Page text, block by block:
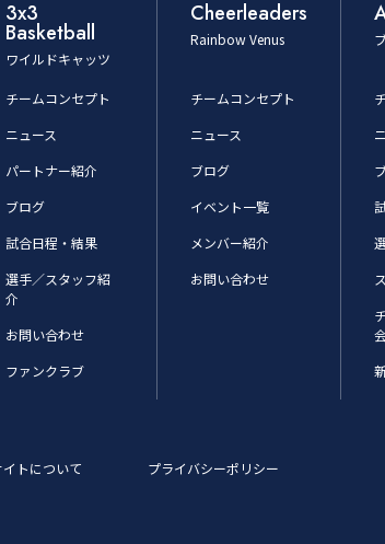
3x3
Basketball
ワイルドキャッツ
チームコンセプト
ニュース
パートナー紹介
ブログ
試合日程・結果
選手／スタッフ紹
介
お問い合わせ
ファンクラブ
Cheerleaders
Rainbow Venus
チームコンセプト
ニュース
ブログ
イベント一覧
メンバー紹介
お問い合わせ
イトについて プライバシーポリシー